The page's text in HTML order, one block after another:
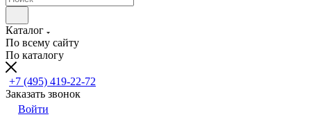
Каталог
По всему сайту
По каталогу
+7 (495) 419-22-72
Заказать звонок
Войти